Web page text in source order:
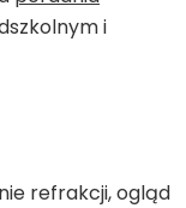
i
refrakcji, ogląd